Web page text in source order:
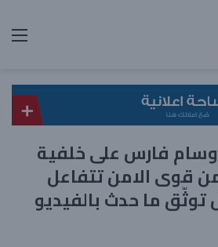
فارس على خلفية
قوى الامن تتفاعل
توثّق ما حدث بالفيديو